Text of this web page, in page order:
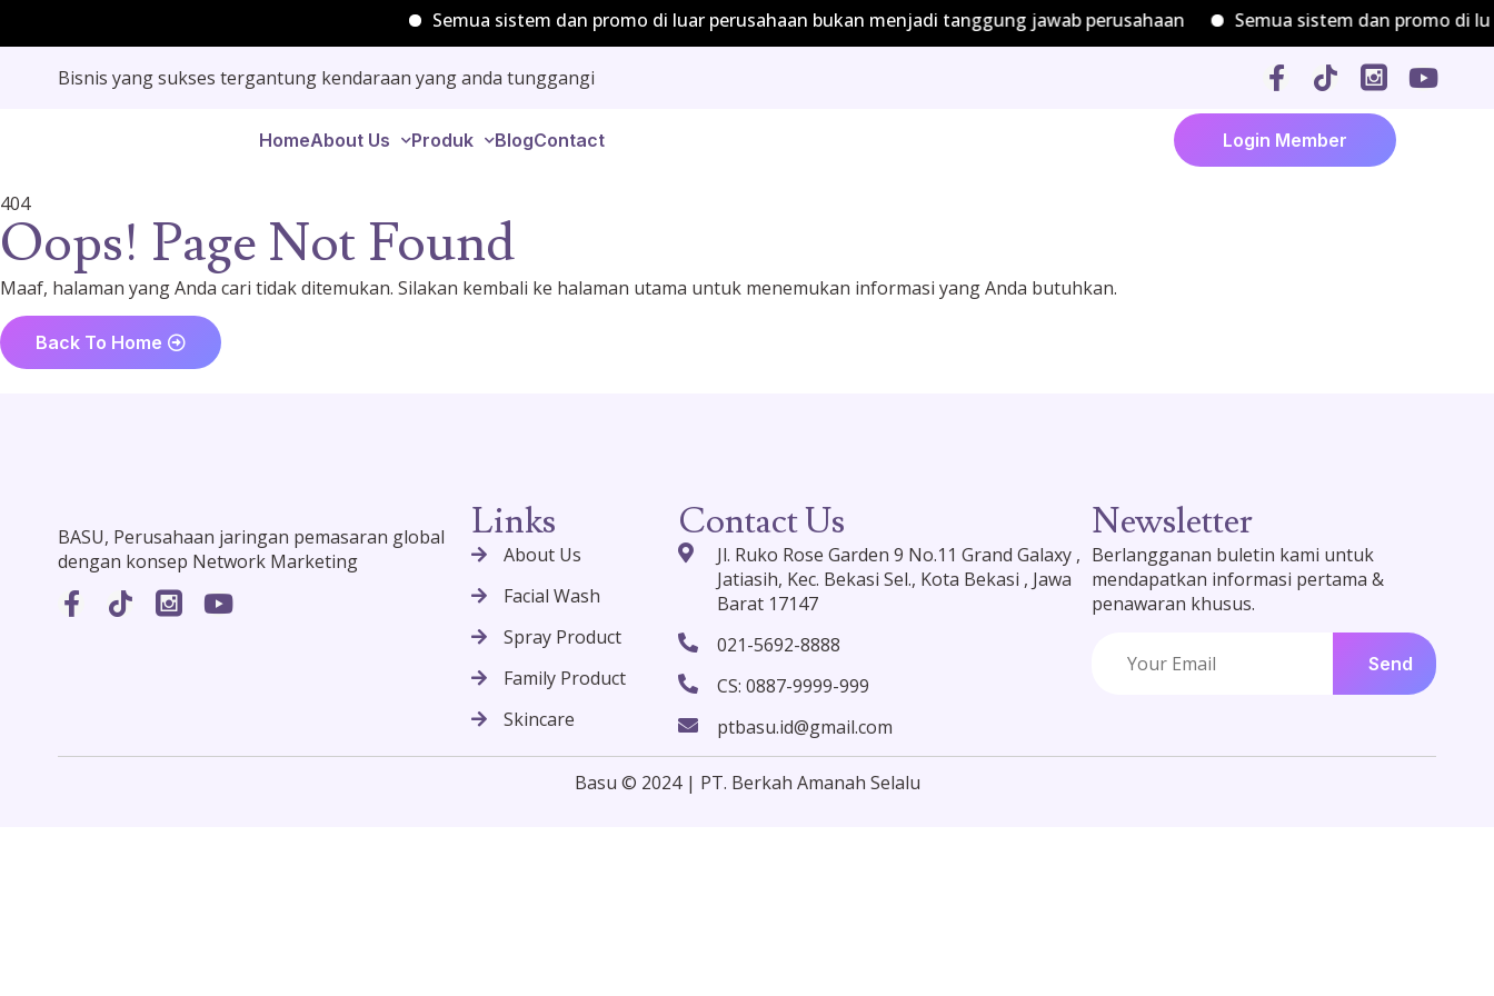
Semua sistem dan promo di luar perusahaan bukan menjadi tanggung jawab perusahaan Semua sistem dan promo di
Bisnis yang sukses tergantung kendaraan yang anda tunggangi
HomeAbout Us Produk BlogContact Login Member
404
Oops! Page Not Found
Maaf, halaman yang Anda cari tidak ditemukan. Silakan kembali ke halaman utama untuk menemukan informasi yang Anda butuhkan.
Back To Home
BASU, Perusahaan jaringan pemasaran global
dengan konsep Network Marketing
Links
About Us
Facial Wash
Spray Product
Family Product
Skincare
Contact Us
Jl. Ruko Rose Garden 9 No.11 Grand Galaxy ,
Jatiasih, Kec. Bekasi Sel., Kota Bekasi , Jawa
Barat 17147
021-5692-8888
CS: 0887-9999-999
ptbasu.id@gmail.com
Newsletter
Berlangganan buletin kami untuk
mendapatkan informasi pertama &
penawaran khusus.
Send
Basu © 2024 | PT. Berkah Amanah Selalu